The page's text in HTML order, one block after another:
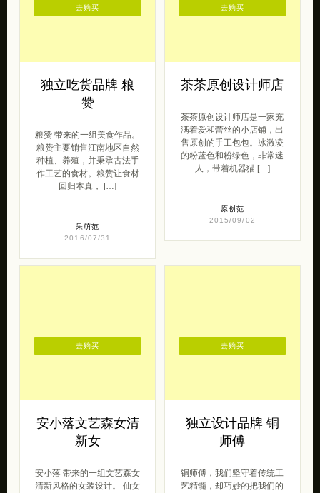
独立吃货品牌 粮
赞
粮赞 带来的一组美食作品。
粮赞主要销售江南地区自然
种植、养殖，并秉承古法手
作工艺的食材。粮赞让食材
回归本真， […]
呆萌范
2016/07/31
去购买
茶茶原创设计师店
茶茶原创设计师店是一家充
满着爱和蕾丝的小店铺，出
售原创的手工包包。冰激凌
的粉蓝色和粉绿色，非常迷
人，带着机器猫 […]
原创范
2015/09/02
去购买
安小落文艺森女清
新女
安小落 带来的一组文艺森女
清新风格的女装设计。 仙女
去购买
独立设计品牌 铜
师傅
铜师傅，我们坚守着传统工
艺精髓，却巧妙的把我们的
去购买